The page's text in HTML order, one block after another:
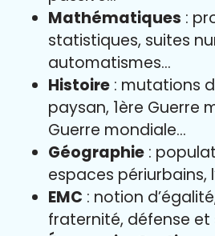
Mathématiques :
statistiques, suites
automatismes…
Histoire : mutations
paysan, 1ère Guerre
Guerre mondiale…
Géographie :
espaces périurbains,
EMC : notion
fraternité, défense et